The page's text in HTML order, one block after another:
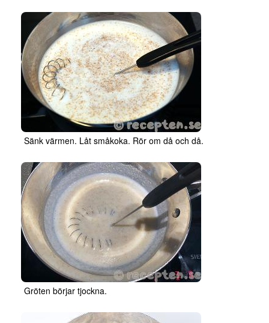
Sänk värmen. Låt småkoka. Rör om då och då.
Gröten börjar tjockna.